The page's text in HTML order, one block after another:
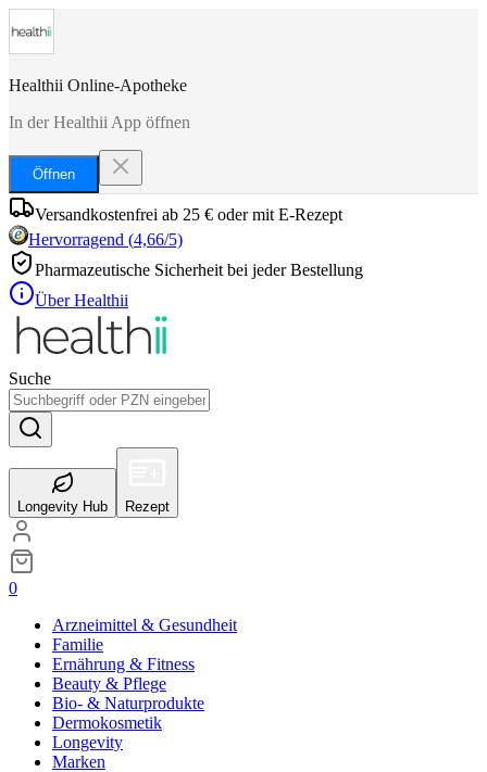
Healthii Online-Apotheke
In der Healthii App öffnen
Öffnen
Versandkostenfrei ab 25 € oder mit E-Rezept
Hervorragend (4,66/5)
Pharmazeutische Sicherheit bei jeder Bestellung
Über Healthii
Suche
Longevity Hub Rezept
0
Arzneimittel & Gesundheit
Familie
Ernährung & Fitness
Beauty & Pflege
Bio- & Naturprodukte
Dermokosmetik
Longevity
Marken